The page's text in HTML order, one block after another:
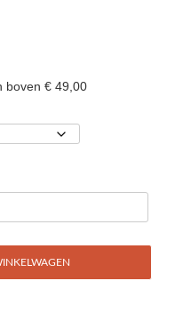
boven € 49,00